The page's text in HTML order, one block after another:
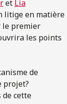
et Lia
litige en matière
le premier
les points
de
projet?
de cette